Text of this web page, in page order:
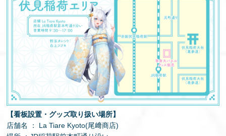
【看板設置・グッズ取り扱い場所】
店舗名 ： La Tiare Kyoto(尾﨑商店)